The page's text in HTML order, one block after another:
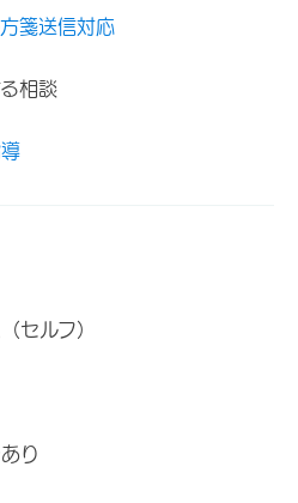
箋送信対応
相談
セルフ）
り